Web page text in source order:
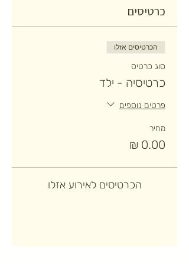
כרטיסים
הכרטיסים אזלו
סוג כרטיס
כרטיסיה - ילד
פרטים נוספים
מחיר
הכרטיסים לאירוע אזלו